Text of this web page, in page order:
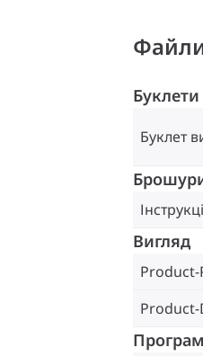
Буклети
Буклет
Вигляд
Product-
Product-